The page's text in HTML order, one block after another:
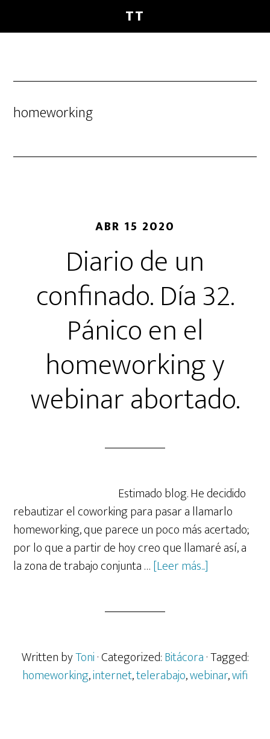
al
a
lateral
al
página
TT
homeworking
ABR 15 2020
Diario de un
confinado. Día 32.
Pánico en el
homeworking y
webinar abortado.
Estimado blog. He decidido
rebautizar el coworking para pasar a llamarlo
homeworking, que parece un poco más acertado;
por lo que a partir de hoy creo que llamaré así, a
la zona de trabajo conjunta …[Leer más...]
confinado.
Día
Written byToni· Categorized:Bitácora· Tagged:
homeworking,internet,telerabajo,webinar,wifi